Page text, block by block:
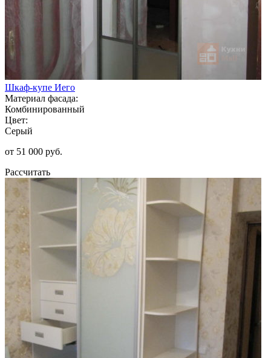
Шкаф-купе Иего
Материал фасада:
Комбинированный
Цвет:
Серый
от 51 000 руб.
Рассчитать